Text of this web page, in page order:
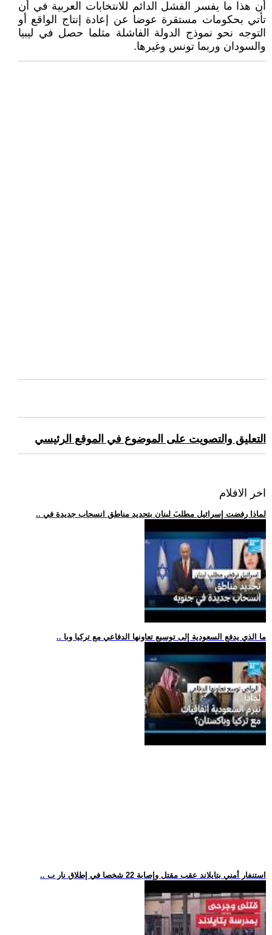
أن هذا ما يفسر الفشل الدائم للانتخابات العربية في أن
تأتي بحكومات مستقرة عوضا عن إعادة إنتاج الواقع أو
التوجه نحو نموذج الدولة الفاشلة مثلما حصل في ليبيا
والسودان وربما تونس وغيرها.
التعليق والتصويت على الموضوع في الموقع الرئيسي
اخر الافلام
.. لماذا رفضت إسرائيل مطلبَ لبنان بتحديد مناطق انسحاب جديدة في
.. ما الذي يدفع السعودية إلى توسيع تعاونها الدفاعي مع تركيا وبا
.. استنفار أمني بتايلاند عقب مقتل وإصابة 22 شخصا في إطلاق نار ب